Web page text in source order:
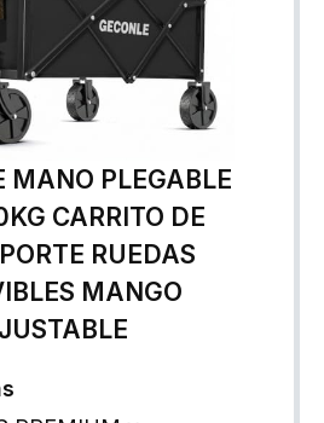
MANO PLEGABLE
CARRITO DE
RUEDAS
MANGO